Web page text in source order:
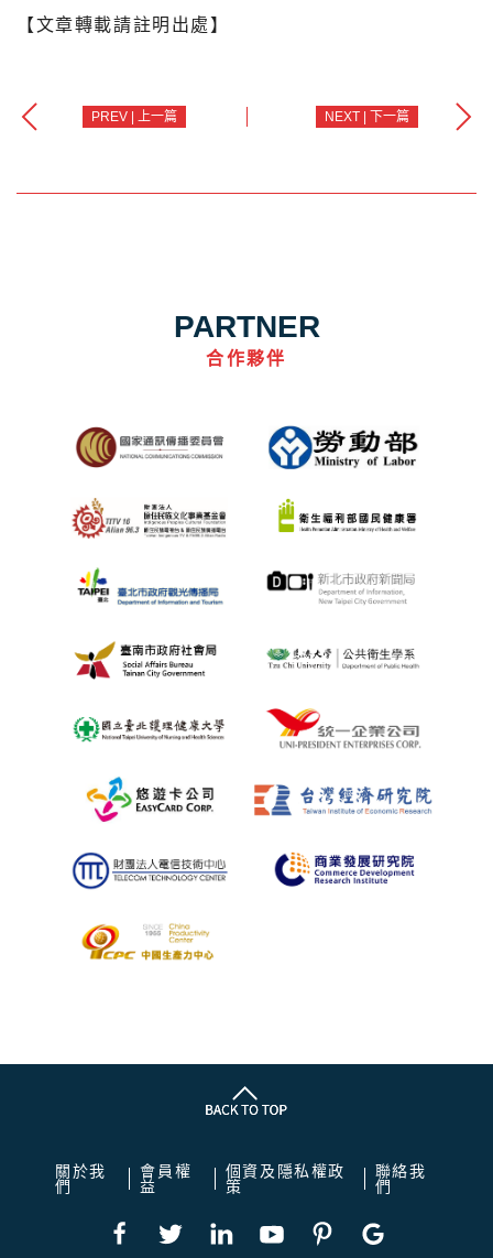
【文章轉載請註明出處】
PREV | 上一篇 NEXT | 下一篇
PARTNER
合作夥伴
關於我
們
會員權
益
個資及隱私權政
策
聯絡我
們